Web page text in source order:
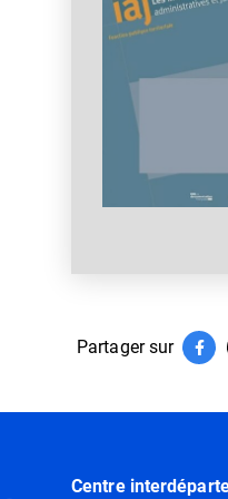
Partager sur
Centre